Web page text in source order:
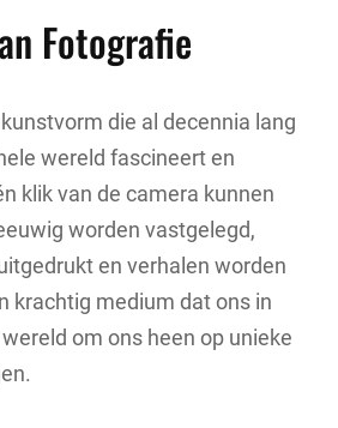
Fotografie
die al decennia lang
wereld fascineert en
klik van de camera kunnen
worden vastgelegd,
en verhalen worden
krachtig medium dat ons in
om ons heen op unieke